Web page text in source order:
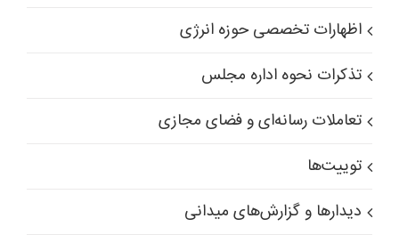
اظهارات تخصصی حوزه انرژی
تذکرات نحوه اداره مجلس
تعاملات رسانه‌ای و فضای مجازی
توییت‌ها
دیدارها و گزارش‌های میدانی